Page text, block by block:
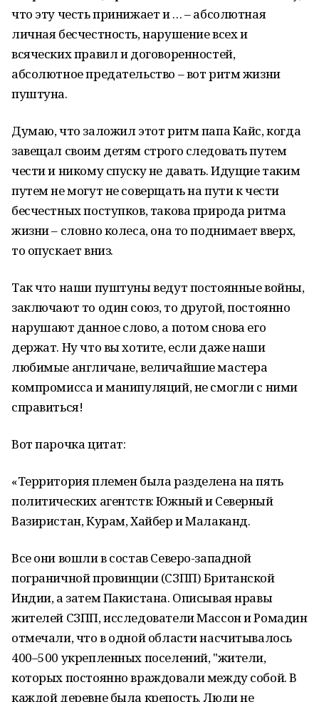
что эту честь принижает и … – абсолютная
личная бесчестность, нарушение всех и
всяческих правил и договоренностей,
абсолютное предательство – вот ритм жизни
пуштуна.
Думаю, что заложил этот ритм папа Кайс, когда
завещал своим детям строго следовать путем
чести и никому спуску не давать. Идущие таким
путем не могут не соверщать на пути к чести
бесчестных поступков, такова природа ритма
жизни – словно колеса, она то поднимает вверх,
то опускает вниз.
Так что наши пуштуны ведут постоянные войны,
заключают то один союз, то другой, постоянно
нарушают данное слово, а потом снова его
держат. Ну что вы хотите, если даже наши
любимые англичане, величайшие мастера
компромисса и манипуляций, не смогли с ними
справиться!
Вот парочка цитат:
«Территория племен была разделена на пять
политических агентств: Южный и Северный
Вазиристан, Курам, Хайбер и Малаканд.
Все они вошли в состав Северо-западной
пограничной провинции (СЗПП) Британской
Индии, а затем Пакистана. Описывая нравы
жителей СЗПП, исследователи Массон и Ромадин
отмечали, что в одной области насчитывалось
400–500 укрепленных поселений, "жители,
которых постоянно враждовали между собой. В
каждой деревне была крепость. Люди не